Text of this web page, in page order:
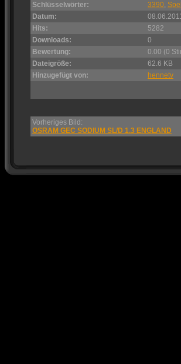
Schlüsselwörter:
3390,
Datum:
Hits:
5282
Downloads:
0
Bewertung:
0.00 (0
Dateigröße:
62.6 KB
Hinzugefügt von:
hennetv
Vorheriges Bild:
OSRAM GEC SODIUM SL/D 1.3 ENGLAND